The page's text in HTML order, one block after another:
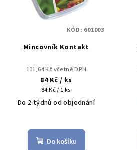
Mincovník Kontakt
101,64 Kč včetně DPH
84 Kč / ks
Měrná
cena:
84 Kč / 1 ks
Do 2 týdnů od objednání
Do košíku
KÓD: 601003